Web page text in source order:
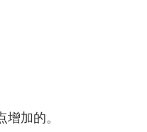
加的。